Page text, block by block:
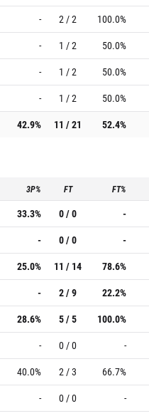
- 2 / 2 100.0%
- 1 / 2 50.0%
- 1 / 2 50.0%
- 1 / 2 50.0%
42.9% 11 / 21 52.4%
3P% FT FT%
33.3% 0 / 0 -
- 0 / 0 -
25.0% 11 / 14 78.6%
- 2 / 9 22.2%
28.6% 5 / 5 100.0%
- 0 / 0 -
40.0% 2 / 3 66.7%
- 0 / 0 -